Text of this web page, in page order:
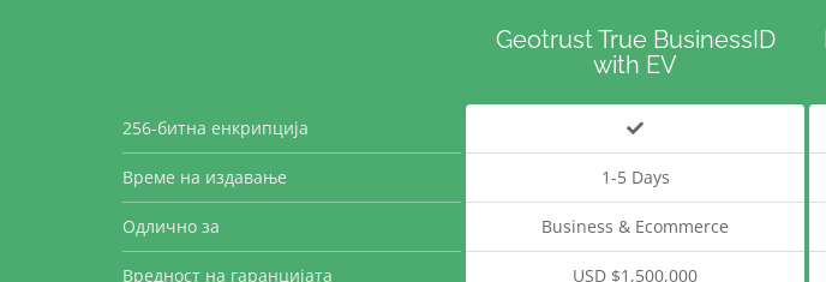
256-битна енкрипција
Време на издавање
Одлично за
Вредност на гаранцијата
Geotrust True BusinessID
with EV
1-5 Days
Business & Ecommerce
USD $1,500,000